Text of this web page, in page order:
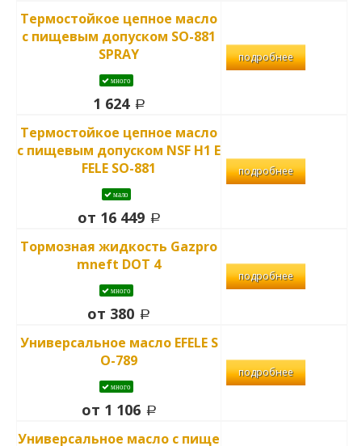
Термостойкое цепное масло
с пищевым допуском SO-881
SPRAY
много
1 624
подробнее
Термостойкое цепное масло
с пищевым допуском NSF H1 E
FELE SO-881
мало
от 16 449
подробнее
Тормозная жидкость Gazpro
mneft DOT 4
много
от 380
подробнее
Универсальное масло EFELE S
O-789
много
от 1 106
подробнее
Универсальное масло с пище